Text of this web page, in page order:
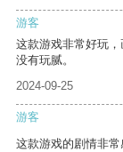
游客
这款游戏非常好玩
没有玩腻。
2024-09-25
游客
这款游戏的剧情非常